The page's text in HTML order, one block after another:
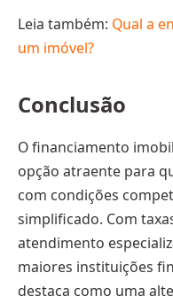
Leia também: Qual a
um imóvel?
Conclusão
O financiamento
opção atraente para
com condições
simplificado. Com
atendimento
maiores instituições
destaca como uma